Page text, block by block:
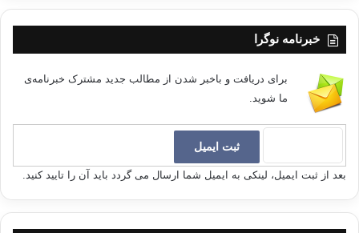
خبرنامه نوگرا
برای دریافت و باخبر شدن از مطالب جدید مشترک خبرنامه‌ی
ما شوید.
بعد از ثبت ایمیل، لینکی به ایمیل شما ارسال می گردد باید آن را تایید کنید.